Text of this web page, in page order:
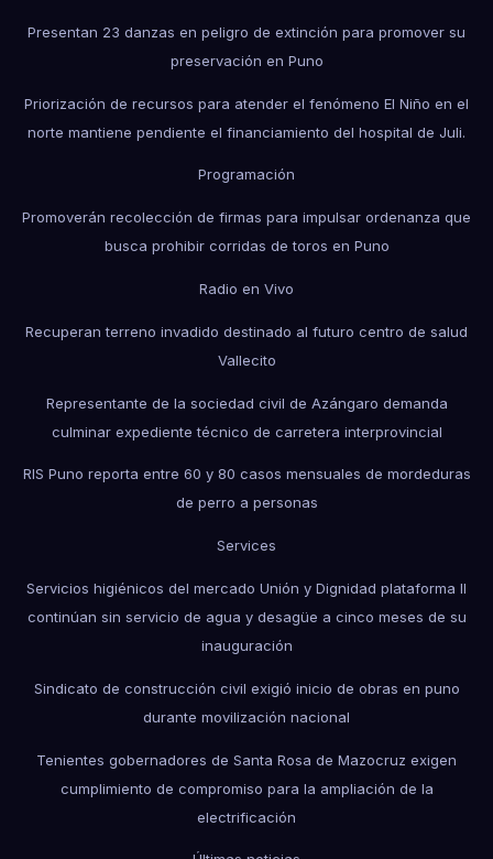
Presentan 23 danzas en peligro de extinción para promover su
preservación en Puno
Priorización de recursos para atender el fenómeno El Niño en el
norte mantiene pendiente el financiamiento del hospital de Juli.
Programación
Promoverán recolección de firmas para impulsar ordenanza que
busca prohibir corridas de toros en Puno
Radio en Vivo
Recuperan terreno invadido destinado al futuro centro de salud
Vallecito
Representante de la sociedad civil de Azángaro demanda
culminar expediente técnico de carretera interprovincial
RIS Puno reporta entre 60 y 80 casos mensuales de mordeduras
de perro a personas
Services
Servicios higiénicos del mercado Unión y Dignidad plataforma II
continúan sin servicio de agua y desagüe a cinco meses de su
inauguración
Sindicato de construcción civil exigió inicio de obras en puno
durante movilización nacional
Tenientes gobernadores de Santa Rosa de Mazocruz exigen
cumplimiento de compromiso para la ampliación de la
electrificación